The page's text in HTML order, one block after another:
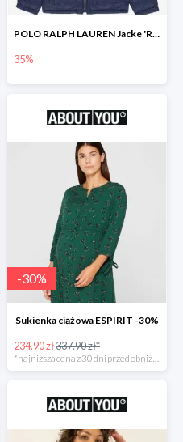
POLO RALPH LAUREN Jacke 'REVERSE' w kolorze granatowym
35%
-30%
Sukienka ciążowa ESPIRIT -30%
234.90 zł337.90 zł*
*najniższa cena z 30 dni przed obniżką